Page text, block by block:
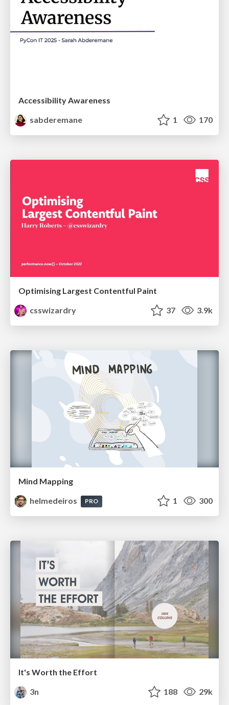
Accessibility Awareness
sabderemane
1 170
Optimising Largest Contentful Paint
csswizardry
37 3.9k
Mind Mapping
helmedeiros
PRO 1 300
It's Worth the Effort
3n
188 29k